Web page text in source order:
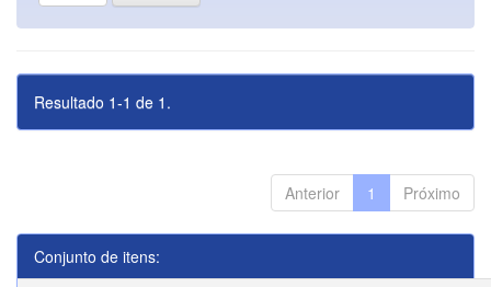
Resultado 1-1 de 1.
Anterior 1 Próximo
Conjunto de itens: